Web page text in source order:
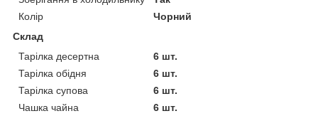
Колір
Чорний
Склад
Тарілка десертна
6 шт.
Тарілка обідня
6 шт.
Тарілка супова
6 шт.
Чашка чайна
6 шт.